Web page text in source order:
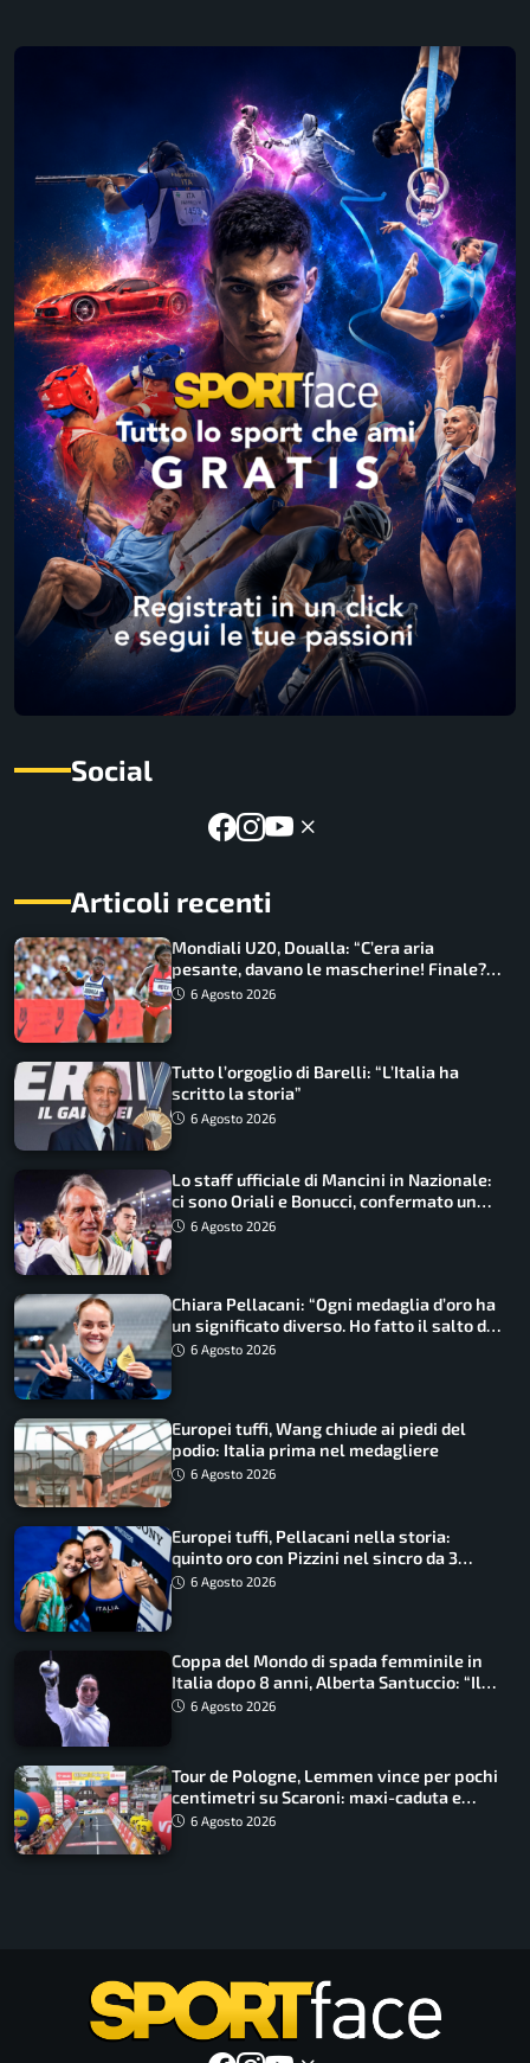
Social
Articoli recenti
Mondiali U20, Doualla: “C’era aria
pesante, davano le mascherine! Finale?
Non ho nulla da perdere”
6 Agosto 2026
Tutto l’orgoglio di Barelli: “L’Italia ha
scritto la storia”
6 Agosto 2026
Lo staff ufficiale di Mancini in Nazionale:
ci sono Oriali e Bonucci, confermato un
ritorno
6 Agosto 2026
Chiara Pellacani: “Ogni medaglia d’oro ha
un significato diverso. Ho fatto il salto di
qualità”
6 Agosto 2026
Europei tuffi, Wang chiude ai piedi del
podio: Italia prima nel medagliere
6 Agosto 2026
Europei tuffi, Pellacani nella storia:
quinto oro con Pizzini nel sincro da 3
metri
6 Agosto 2026
Coppa del Mondo di spada femminile in
Italia dopo 8 anni, Alberta Santuccio: “Il
lavoro dà sempre i suoi frutti”
6 Agosto 2026
Tour de Pologne, Lemmen vince per pochi
centimetri su Scaroni: maxi-caduta e
tappa accorciata
6 Agosto 2026